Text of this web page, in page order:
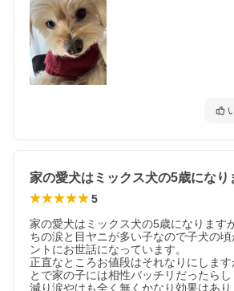
5
家の愛犬はミックス犬の5歳になります
ちの涙と目ヤニが多い子なので子犬の
ントにお世話になっています。
正直なところお値段はそれなりにします
とで家の子には相性バッチリだったら
減り涙やけも全く無くかなり効果はあり